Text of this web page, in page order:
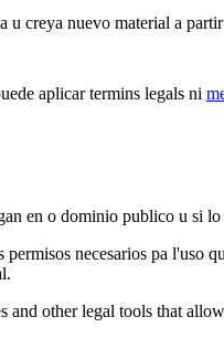
creya nuevo material a
aplicar termins legals ni
en o dominio publico u si
necesarios pa l'uso
other legal tools that